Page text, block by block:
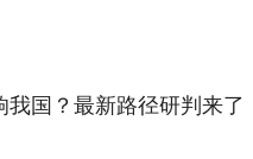
国？最新路径研判来了